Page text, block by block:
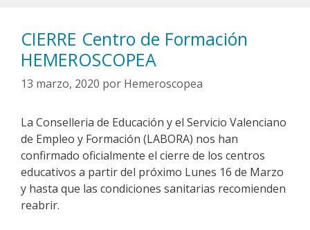
CIERRE Centro de Formación
HEMEROSCOPEA
13 marzo, 2020 por Hemeroscopea
La Conselleria de Educación y el Servicio Valenciano
de Empleo y Formación (LABORA) nos han
confirmado oficialmente el cierre de los centros
educativos a partir del próximo Lunes 16 de Marzo
y hasta que las condiciones sanitarias recomienden
reabrir.